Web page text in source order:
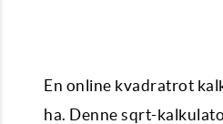
En online kvadratrot
ha. Denne sqrt-